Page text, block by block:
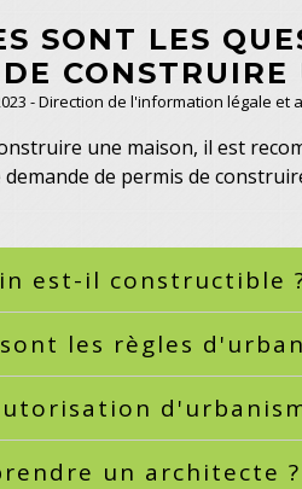
SONT LES
- Direction de l'information légale et
une maison, il est
de permis de
est-il constructible
les règles
un architecte ?